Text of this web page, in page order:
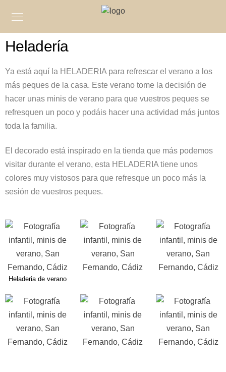
Heladería
Ya está aquí la HELADERIA para refrescar el verano a los
más peques de la casa. Este verano tome la decisión de
hacer unas minis de verano para que vuestros peques se
refresquen un poco y podáis hacer una actividad más juntos
toda la familia.
El decorado está inspirado en la tienda que más podemos
visitar durante el verano, esta HELADERIA tiene unos
colores muy vistosos para que refresque un poco más la
sesión de vuestros peques.
Heladeria de verano